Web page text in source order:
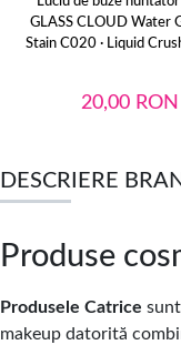
GLASS CLOUD Water
Stain C020 · Liquid
20,00 RON
DESCRIERE
Produse
Produsele Catrice
makeup datorită